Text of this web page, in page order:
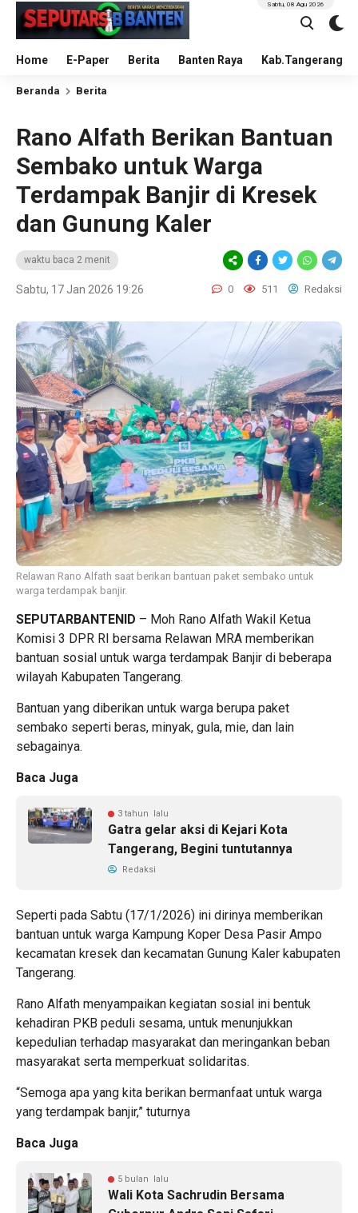
Home E-Paper Berita Banten Raya Kab.Tangerang
Sabtu, 08 Agu 2026
Beranda Berita
Rano Alfath Berikan Bantuan
Sembako untuk Warga
Terdampak Banjir di Kresek
dan Gunung Kaler
waktu baca 2 menit
Sabtu, 17 Jan 2026 19:26 0 511 Redaksi
Relawan Rano Alfath saat berikan bantuan paket sembako untuk
warga terdampak banjir.
SEPUTARBANTENID – Moh Rano Alfath Wakil Ketua
Komisi 3 DPR RI bersama Relawan MRA memberikan
bantuan sosial untuk warga terdampak Banjir di beberapa
wilayah Kabupaten Tangerang.
Bantuan yang diberikan untuk warga berupa paket
sembako seperti beras, minyak, gula, mie, dan lain
sebagainya.
Baca Juga
3 tahun lalu
Gatra gelar aksi di Kejari Kota
Tangerang, Begini tuntutannya
Redaksi
Seperti pada Sabtu (17/1/2026) ini dirinya memberikan
bantuan untuk warga Kampung Koper Desa Pasir Ampo
kecamatan kresek dan kecamatan Gunung Kaler kabupaten
Tangerang.
Rano Alfath menyampaikan kegiatan sosial ini bentuk
kehadiran PKB peduli sesama, untuk menunjukkan
kepedulian terhadap masyarakat dan meringankan beban
masyarakat serta memperkuat solidaritas.
“Semoga apa yang kita berikan bermanfaat untuk warga
yang terdampak banjir,” tuturnya
Baca Juga
5 bulan lalu
Wali Kota Sachrudin Bersama